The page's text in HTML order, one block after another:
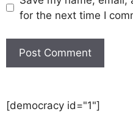
for the next time I
[democracy id="1"]